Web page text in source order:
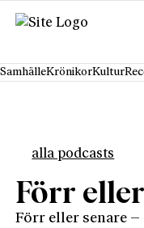
Hoppa till innehåll
SamhälleKrönikorKultur
alla podcasts
Förr
Förr eller senare